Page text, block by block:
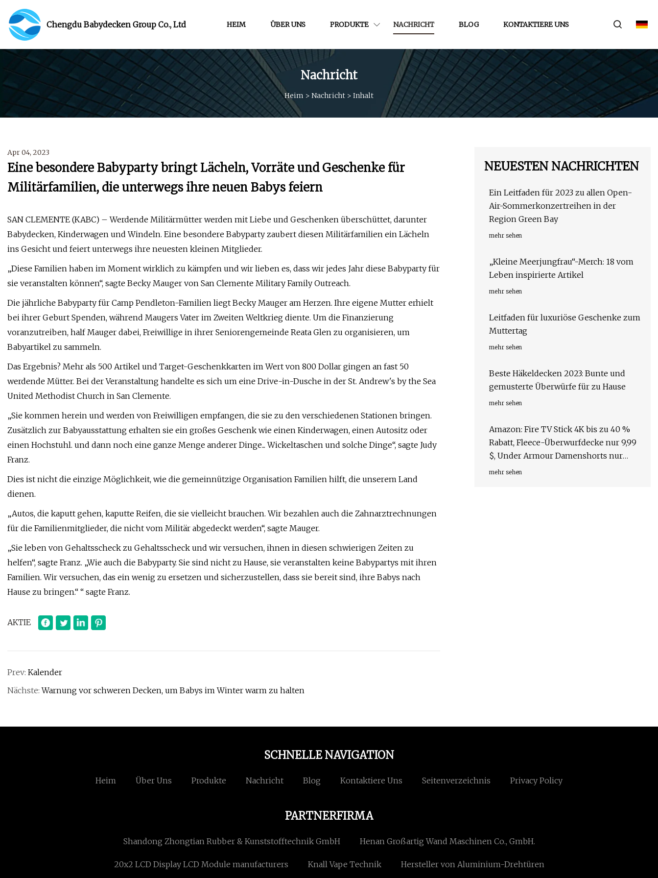
Chengdu Babydecken Group Co., Ltd HEIM ÜBER UNS PRODUKTE NACHRICHT BLOG KONTAKTIERE UNS
Nachricht
Heim > Nachricht > Inhalt
Apr 04, 2023
Eine besondere Babyparty bringt Lächeln, Vorräte und Geschenke für
Militärfamilien, die unterwegs ihre neuen Babys feiern
SAN CLEMENTE (KABC) – Werdende Militärmütter werden mit Liebe und Geschenken überschüttet, darunter
Babydecken, Kinderwagen und Windeln. Eine besondere Babyparty zaubert diesen Militärfamilien ein Lächeln
ins Gesicht und feiert unterwegs ihre neuesten kleinen Mitglieder.
„Diese Familien haben im Moment wirklich zu kämpfen und wir lieben es, dass wir jedes Jahr diese Babyparty für
sie veranstalten können“, sagte Becky Mauger von San Clemente Military Family Outreach.
Die jährliche Babyparty für Camp Pendleton-Familien liegt Becky Mauger am Herzen. Ihre eigene Mutter erhielt
bei ihrer Geburt Spenden, während Maugers Vater im Zweiten Weltkrieg diente. Um die Finanzierung
voranzutreiben, half Mauger dabei, Freiwillige in ihrer Seniorengemeinde Reata Glen zu organisieren, um
Babyartikel zu sammeln.
Das Ergebnis? Mehr als 500 Artikel und Target-Geschenkkarten im Wert von 800 Dollar gingen an fast 50
werdende Mütter. Bei der Veranstaltung handelte es sich um eine Drive-in-Dusche in der St. Andrew's by the Sea
United Methodist Church in San Clemente.
„Sie kommen herein und werden von Freiwilligen empfangen, die sie zu den verschiedenen Stationen bringen.
Zusätzlich zur Babyausstattung erhalten sie ein großes Geschenk wie einen Kinderwagen, einen Autositz oder
einen Hochstuhl. und dann noch eine ganze Menge anderer Dinge... Wickeltaschen und solche Dinge“, sagte Judy
Franz.
Dies ist nicht die einzige Möglichkeit, wie die gemeinnützige Organisation Familien hilft, die unserem Land
dienen.
„Autos, die kaputt gehen, kaputte Reifen, die sie vielleicht brauchen. Wir bezahlen auch die Zahnarztrechnungen
für die Familienmitglieder, die nicht vom Militär abgedeckt werden“, sagte Mauger.
„Sie leben von Gehaltsscheck zu Gehaltsscheck und wir versuchen, ihnen in diesen schwierigen Zeiten zu
helfen“, sagte Franz. „Wie auch die Babyparty. Sie sind nicht zu Hause, sie veranstalten keine Babypartys mit ihren
Familien. Wir versuchen, das ein wenig zu ersetzen und sicherzustellen, dass sie bereit sind, ihre Babys nach
Hause zu bringen.“ “ sagte Franz.
AKTIE
Prev: Kalender
Nächste:Warnung vor schweren Decken, um Babys im Winter warm zu halten
NEUESTEN NACHRICHTEN
Ein Leitfaden für 2023 zu allen Open-
Air-Sommerkonzertreihen in der
Region Green Bay
mehr sehen
„Kleine Meerjungfrau“-Merch: 18 vom
Leben inspirierte Artikel
mehr sehen
Leitfaden für luxuriöse Geschenke zum
Muttertag
mehr sehen
Beste Häkeldecken 2023: Bunte und
gemusterte Überwürfe für zu Hause
mehr sehen
Amazon: Fire TV Stick 4K bis zu 40 %
Rabatt, Fleece-Überwurfdecke nur 9,99
$, Under Armour Damenshorts nur
12,50 $ (58 % Rabatt)
mehr sehen
SCHNELLE NAVIGATION
Heim Über Uns Produkte Nachricht Blog Kontaktiere Uns Seitenverzeichnis Privacy Policy
PARTNERFIRMA
Shandong Zhongtian Rubber & Kunststofftechnik GmbH Henan Großartig Wand Maschinen Co., GmbH.
20x2 LCD Display LCD Module manufacturers Knall Vape Technik Hersteller von Aluminium-Drehtüren